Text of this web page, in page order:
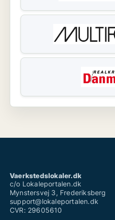
Vaerkstedslokaler.dk
c/o Lokaleportalen.dk
Mynstersvej 3, Frederiksberg
support@lokaleportalen.dk
CVR: 29605610